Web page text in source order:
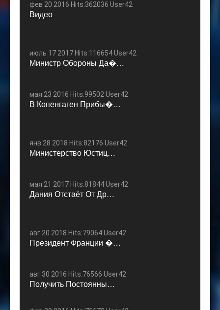
фев 20 2016 Hits:362036 User42
Видео
июль 17 2017 Hits:116654 User42
Министр Обороны Да�…
мая 23 2016 Hits:99502 User42
В Копенгаген Прибы�…
янв 28 2018 Hits:82176 User42
Министерство Юстиц…
мая 21 2017 Hits:81844 User42
Дания Отстаёт От Др…
авг 20 2018 Hits:79064 User42
Президент Франции �…
авг 30 2016 Hits:76566 User42
Получить Постоянны…